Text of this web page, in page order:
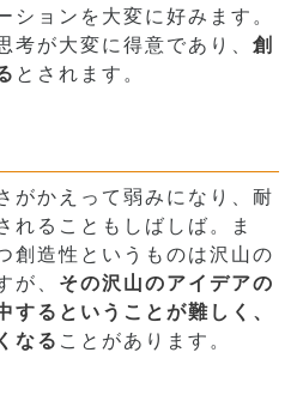
ションを大変に好みます。
考が大変に得意であり、 創
とされます。
がかえって弱みになり、耐
れることもしばしば。ま
創造性というものは沢山の
が、 その沢山のアイデアの
するということが難しく、
なる ことがあります。